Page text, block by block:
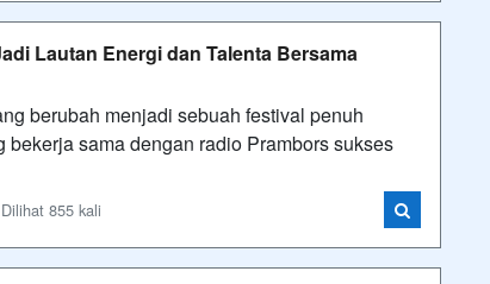
Lautan Energi dan Talenta Bersama
berubah menjadi sebuah festival penuh
sama dengan radio Prambors sukses
855 kali